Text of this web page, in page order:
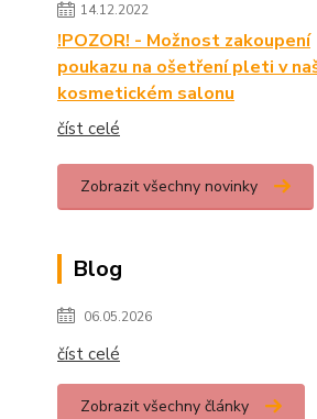
14.12.2022
!POZOR! - Možnost zakoupení
poukazu na ošetření pleti v
kosmetickém salonu
číst celé
Zobrazit všechny novinky
Blog
06.05.2026
číst celé
Zobrazit všechny články